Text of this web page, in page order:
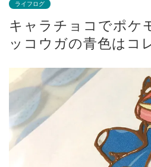
ライフログ
キャラチョコでポケ
ッコウガの青色はコ